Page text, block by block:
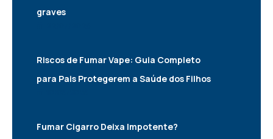
graves
Riscos de Fumar Vape: Guia Completo
para Pais Protegerem a Saúde dos Filhos
Fumar Cigarro Deixa Impotente?